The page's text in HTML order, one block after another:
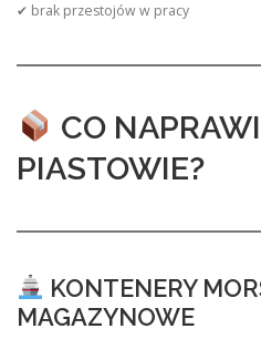
✔ brak przestojów w pracy
CO
PIASTOWIE?
KONTENERY
MAGAZYNOWE